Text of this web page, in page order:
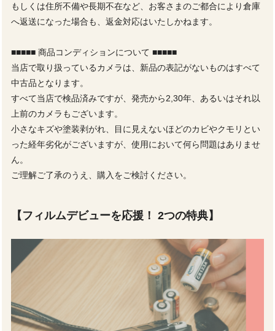
もしくは住所不備や長期不在など、お客さまのご都合により倉庫
へ返送になった場合も、返金対応はいたしかねます。
■■■■■ 商品コンディションについて ■■■■■
当店で取り扱っているカメラは、新品の表記がないものはすべて
中古品となります。
すべて当店で検品済みですが、発売から2,30年、あるいはそれ以
上前のカメラもございます。
小さなキズや塗装剥がれ、目に見えないほどのカビやクモリとい
った経年劣化がございますが、使用において何ら問題はありませ
ん。
ご理解ご了承のうえ、購入をご検討ください。
【フィルムデビューを応援！ 2つの特典】